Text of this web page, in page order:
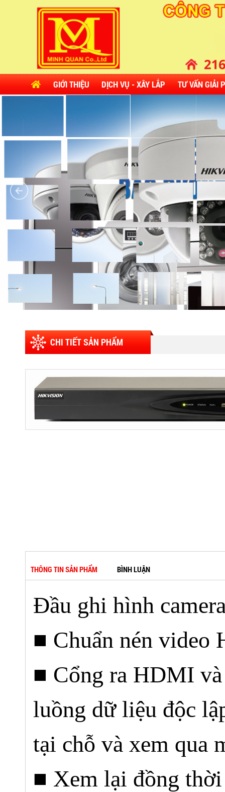
GIỚI THIỆU DỊCH VỤ - XÂY LẮP TƯ VẤN GIẢI
CHI TIẾT SẢN PHẨM
THÔNG TIN SẢN PHẨM BÌNH LUẬN
Đầu ghi hình
■ Chuẩn nén video
■ Cổng ra HDMI
luồng dữ liệu độc
tại chỗ và xem
■ Xem lại đồng